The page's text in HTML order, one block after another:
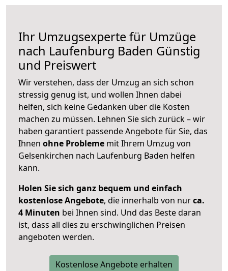
Ihr Umzugsexperte für Umzüge
nach Laufenburg Baden Günstig
und Preiswert
Wir verstehen, dass der Umzug an sich schon
stressig genug ist, und wollen Ihnen dabei
helfen, sich keine Gedanken über die Kosten
machen zu müssen. Lehnen Sie sich zurück – wir
haben garantiert passende Angebote für Sie, das
Ihnen ohne Probleme mit Ihrem Umzug von
Gelsenkirchen nach Laufenburg Baden helfen
kann.
Holen Sie sich ganz bequem und einfach
kostenlose Angebote, die innerhalb von nurca.
4 Minuten bei Ihnen sind. Und das Beste daran
ist, dass all dies zu erschwinglichen Preisen
angeboten werden.
Kostenlose Angebote erhalten